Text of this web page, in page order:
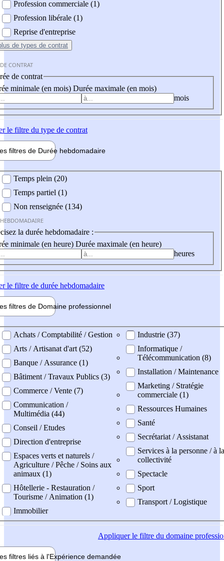
Profession commerciale (1)
Profession libérale (1)
Reprise d'entreprise
de types de contrat
CONTRAT
de contrat
minimale (en mois) Durée maximale (en mois)
mois
le filtre du type de contrat
filtres de Durée hebdomadaire
Temps plein (20)
Temps partiel (1)
Non renseignée (134)
la durée hebdomadaire :
minimale (en heure) Durée maximale (en heure)
heures
le filtre de durée hebdomadaire
filtres de Domaine professionnel
professionel
Achats / Comptabilité / Gestion
Arts / Artisanat d'art (52)
Banque / Assurance (1)
Bâtiment / Travaux Publics (3)
Commerce / Vente (7)
Communication /
Multimédia (44)
Conseil / Etudes
Direction d'entreprise
Espaces verts et naturels /
Agriculture / Pêche / Soins aux
animaux (1)
Hôtellerie - Restauration /
Tourisme / Animation (1)
Immobilier
Industrie (37)
Informatique /
Télécommunication (8)
Installation / Maintenance
Marketing / Stratégie
commerciale (1)
Ressources Humaines
Santé
Secrétariat / Assistanat
Services à la personne / à la
collectivité
Spectacle
Sport
Transport / Logistique
Appliquerle filtre du domaine
filtres liés à l'Expérience demandée